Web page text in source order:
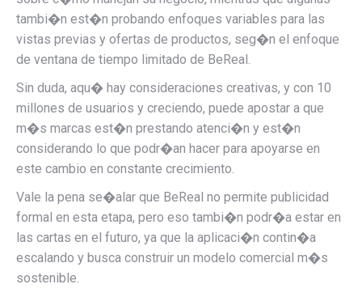
tambi�n est�n probando enfoques variables para las
vistas previas y ofertas de productos, seg�n el enfoque
de ventana de tiempo limitado de BeReal.
Sin duda, aqu� hay consideraciones creativas, y con 10
millones de usuarios y creciendo, puede apostar a que
m�s marcas est�n prestando atenci�n y est�n
considerando lo que podr�an hacer para apoyarse en
este cambio en constante crecimiento.
Vale la pena se�alar que BeReal no permite publicidad
formal en esta etapa, pero eso tambi�n podr�a estar en
las cartas en el futuro, ya que la aplicaci�n contin�a
escalando y busca construir un modelo comercial m�s
sostenible.